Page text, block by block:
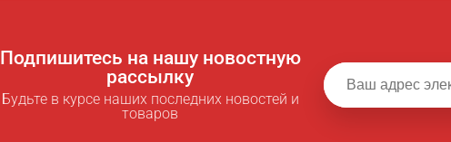
Подпишитесь на нашу новостную
рассылку
Будьте в курсе наших последних новостей и
товаров